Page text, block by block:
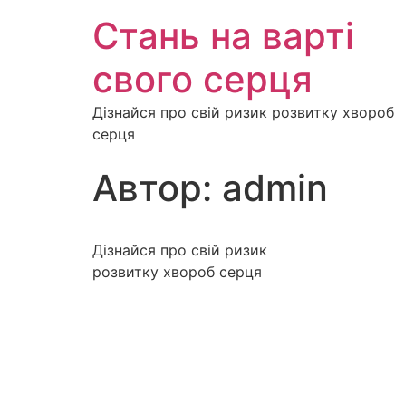
Стань на варті
свого серця
Дізнайся про свій ризик розвитку хвороб
серця
Автор: admin
Дізнайся про свій ризик
розвитку хвороб серця